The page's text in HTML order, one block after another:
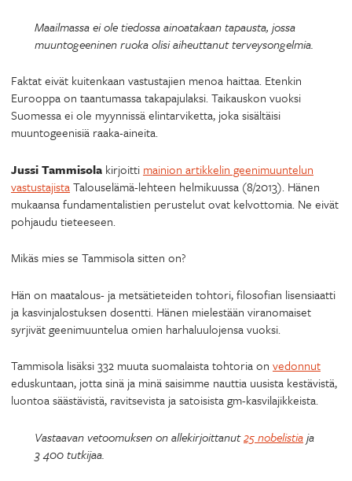
Maailmassa ei ole tiedossa ainoatakaan tapausta, jossa
muuntogeeninen ruoka olisi aiheuttanut terveysongelmia.
Faktat eivät kuitenkaan vastustajien menoa haittaa. Etenkin
Eurooppa on taantumassa takapajulaksi. Taikauskon vuoksi
Suomessa ei ole myynnissä elintarviketta, joka sisältäisi
muuntogeenisiä raaka-aineita.
Jussi Tammisola kirjoitti mainion artikkelin geenimuuntelun
vastustajistaTalouselämä-lehteen helmikuussa (8/2013). Hänen
mukaansa fundamentalistien perustelut ovat kelvottomia. Ne eivät
pohjaudu tieteeseen.
Mikäs mies se Tammisola sitten on?
Hän on maatalous- ja metsätieteiden tohtori, filosofian lisensiaatti
ja kasvinjalostuksen dosentti. Hänen mielestään viranomaiset
syrjivät geenimuuntelua omien harhaluulojensa vuoksi.
Tammisola lisäksi 332 muuta suomalaista tohtoria on vedonnut
eduskuntaan, jotta sinä ja minä saisimme nauttia uusista kestävistä,
luontoa säästävistä, ravitsevista ja satoisista gm-kasvilajikkeista.
Vastaavan vetoomuksen on allekirjoittanut25 nobelistiaja
3 400 tutkijaa.